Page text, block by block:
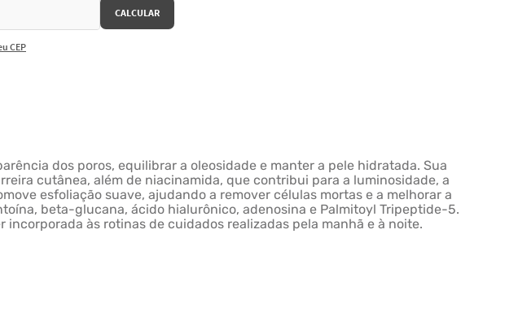
CEP
dos poros, equilibrar a oleosidade e manter a pele hidratada. Sua
cutânea, além de niacinamida, que contribui para a luminosidade, a
esfoliação suave, ajudando a remover células mortas e a melhorar a
beta-glucana, ácido hialurônico, adenosina e Palmitoyl Tripeptide-5.
às rotinas de cuidados realizadas pela manhã e à noite.